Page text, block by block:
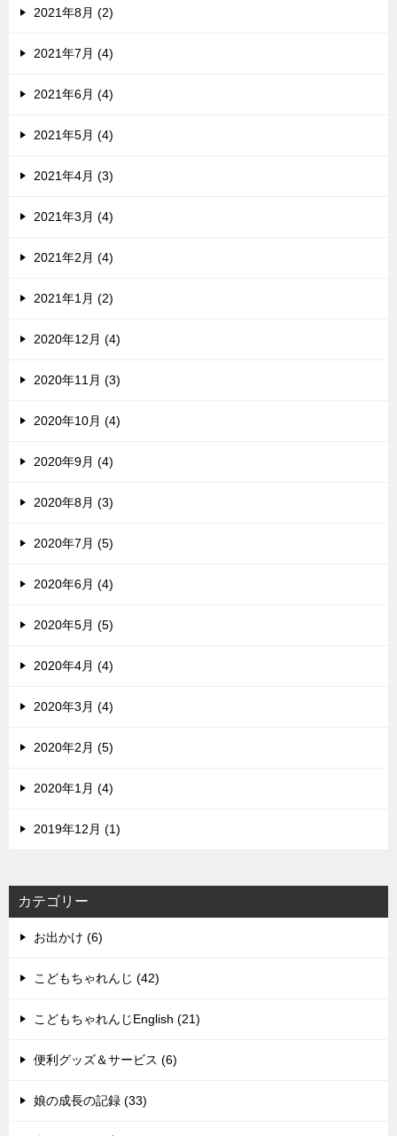
2021年8月 (2)
2021年7月 (4)
2021年6月 (4)
2021年5月 (4)
2021年4月 (3)
2021年3月 (4)
2021年2月 (4)
2021年1月 (2)
2020年12月 (4)
2020年11月 (3)
2020年10月 (4)
2020年9月 (4)
2020年8月 (3)
2020年7月 (5)
2020年6月 (4)
2020年5月 (5)
2020年4月 (4)
2020年3月 (4)
2020年2月 (5)
2020年1月 (4)
2019年12月 (1)
カテゴリー
お出かけ (6)
こどもちゃれんじ (42)
こどもちゃれんじEnglish (21)
便利グッズ＆サービス (6)
娘の成長の記録 (33)